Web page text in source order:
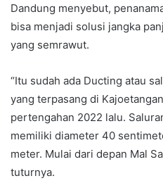
Dandung menyebut,
bisa menjadi solusi jangka
yang semrawut.
“Itu sudah ada Ducting atau
yang terpasang di
pertengahan 2022 lalu.
memiliki diameter 40
meter. Mulai dari depan Mal
tuturnya.